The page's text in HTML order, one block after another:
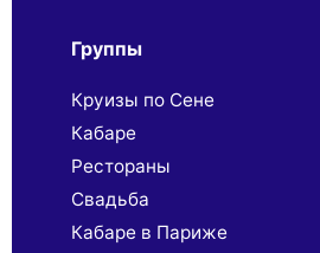
Группы
Круизы по Сене
Кабаре
Рестораны
Свадьба
Кабаре в Париже